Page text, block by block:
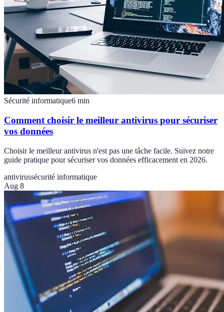
Sécurité informatique6 min
Comment choisir le meilleur antivirus pour sécuriser
vos données
Choisir le meilleur antivirus n'est pas une tâche facile. Suivez notre
guide pratique pour sécuriser vos données efficacement en 2026.
antivirussécurité informatique
Aug 8